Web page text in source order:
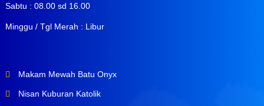
Sabtu : 08.00 sd 16.00
Minggu / Tgl Merah : Libur
Makam Mewah Batu Onyx
Nisan Kuburan Katolik